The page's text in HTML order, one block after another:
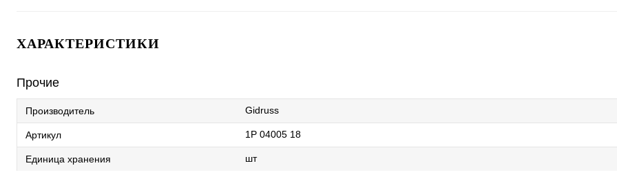
ХАРАКТЕРИСТИКИ
Прочие
Производитель Gidruss
Артикул 1P 04005 18
Единица хранения шт